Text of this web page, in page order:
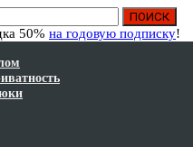
50% на годовую подписку!